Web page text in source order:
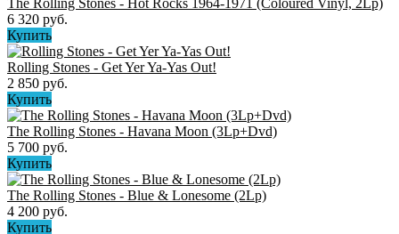
6 320 руб.
Купить
Rolling Stones - Get Yer Ya-Yas Out!
2 850 руб.
Купить
The Rolling Stones ‎- Havana Moon (3Lp+Dvd)
5 700 руб.
Купить
The Rolling Stones ‎- Blue & Lonesome (2Lp)
4 200 руб.
Купить